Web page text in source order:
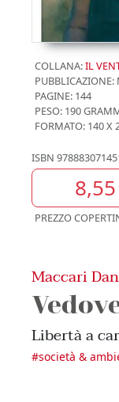
COLLANA:IL
PUBBLICAZIONE:
PAGINE: 144
PESO: 190
FORMATO: 140 X
ISBN
PREZZO
Maccari
Libertà a
#società &